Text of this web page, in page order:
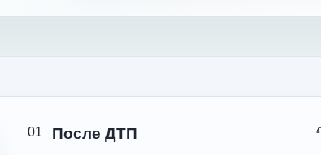
01 После ДТП